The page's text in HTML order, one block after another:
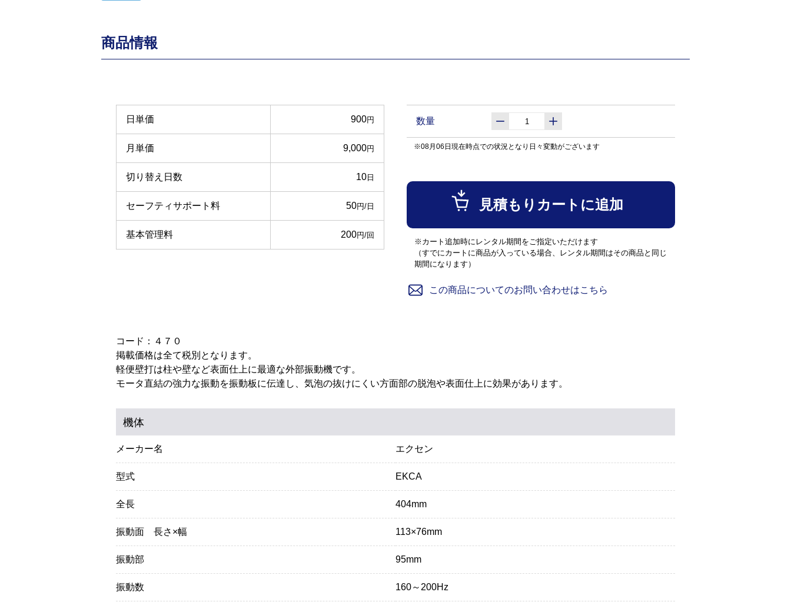
商品情報
日単価 900円
月単価 9,000円
切り替え日数 10 日
セーフティサポート料 50円/日
基本管理料 200円/回
数量
※08月06日現在時点での状況となり日々変動がございます
見積もりカートに追加
※カート追加時にレンタル期間をご指定いただけます
（すでにカートに商品が入っている場合、レンタル期間はその商品と同じ
期間になります）
この商品についてのお問い合わせはこちら
コード：４７０
掲載価格は全て税別となります。
軽便壁打は柱や壁など表面仕上に最適な外部振動機です。
モータ直結の強力な振動を振動板に伝達し、気泡の抜けにくい方面部の脱泡や表面仕上に効果があります。
機体
メーカー名 エクセン
型式 EKCA
全長 404mm
振動面 長さ×幅 113×76mm
振動部 95mm
振動数 160～200Hz